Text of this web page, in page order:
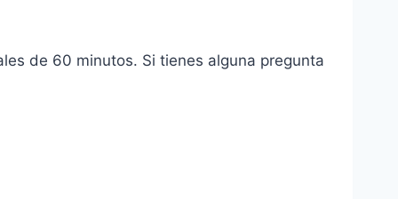
de 60 minutos. Si tienes alguna pregunta